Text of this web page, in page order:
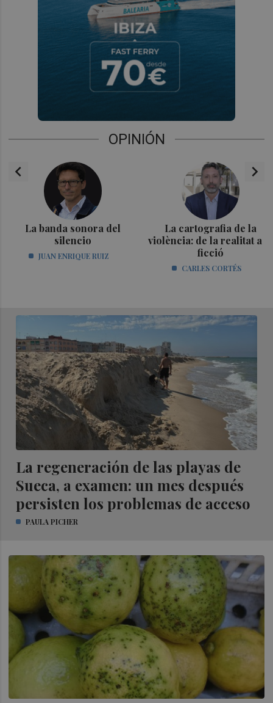
OPINIÓN
chevron_left
La banda sonora del
silencio
JUAN ENRIQUE RUIZ
La cartografia de la
violència: de la realitat a la
ficció
CARLES CORTÉS
chevron_right
La regeneración de las playas de
Sueca, a examen: un mes después
persisten los problemas de acceso
PAULA PICHER